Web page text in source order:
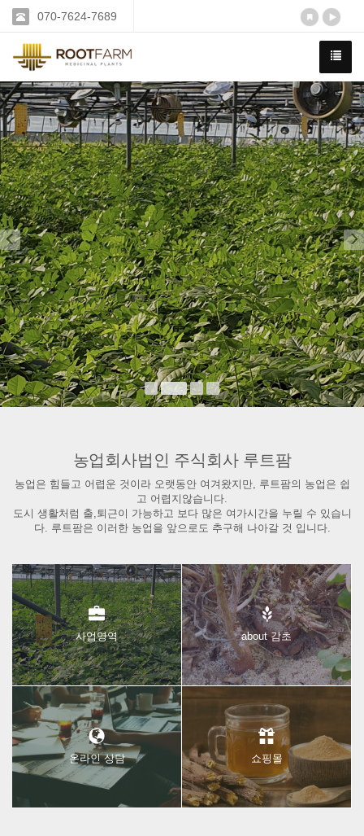
070-7624-7689
감초 전문 연구 재배기업
루트팜은 국내 유일 약용감초 재배법을 연구하고 보급합니
다.
루트팜의 모든 감초는 철저한 관리 속에서 재배됩니다.
자세히 보기
Previous
농업회사법인 주식회사 루트팜
농업은 힘들고 어렵운 것이라 오랫동안 여겨왔지만, 루트팜의 농업은 쉽
고 어렵지않습니다.
도시 생활처럼 출,퇴근이 가능하고 보다 많은 여가시간을 누릴 수 있습니
다. 루트팜은 이러한 농업을 앞으로도 추구해 나아갈 것 입니다.
사업영역 about 감초
온라인 상담 쇼핑몰